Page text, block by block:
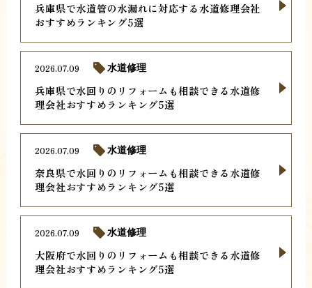
兵庫県で水道管の水漏れに対応する水道修理会社
おすすめランキング5選
兵庫県で水回りのリフォームも相談できる水道修
理会社おすすめランキング5選
2026.07.09 水道修理
奈良県で水回りのリフォームも相談できる水道修
理会社おすすめランキング5選
2026.07.09 水道修理
大阪府で水回りのリフォームも相談できる水道修
理会社おすすめランキング5選
2026.07.09 水道修理